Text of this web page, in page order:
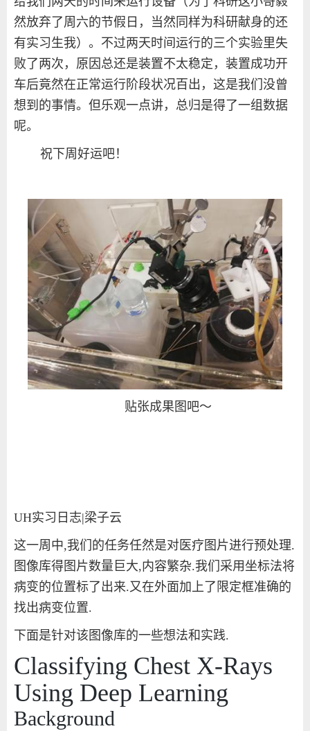
然放弃了周六的节假日，当然同样为科研献身的还
有实习生我）。不过两天时间运行的三个实验里失
败了两次，原因总还是装置不太稳定，装置成功开
车后竟然在正常运行阶段状况百出，这是我们没曾
想到的事情。但乐观一点讲，总归是得了一组数据
呢。
祝下周好运吧！
贴张成果图吧～
UH实习日志|梁子云
这一周中,我们的任务任然是对医疗图片进行预处理.
图像库得图片数量巨大,内容繁杂.我们采用坐标法将
病变的位置标了出来.又在外面加上了限定框准确的
找出病变位置.
下面是针对该图像库的一些想法和实践.
Classifying Chest X-Rays
Using Deep Learning
Background